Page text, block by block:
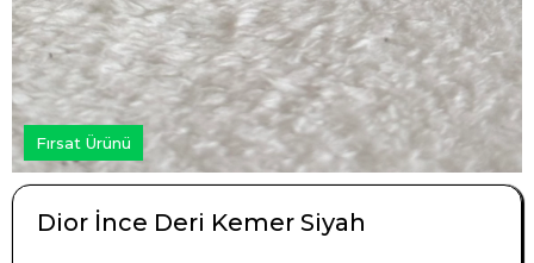
Fırsat Ürünü
Dior İnce Deri Kemer Siyah